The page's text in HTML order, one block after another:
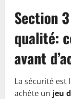
Section
qualité:
avant
La sécurité est
achète un jeu